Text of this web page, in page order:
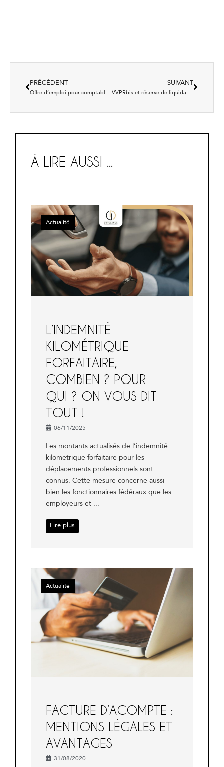
PRÉCÉDENT
Offre d’emploi pour comptable (H/F)
SUIVANT
VVPRbis et réserve de liquidation : que va changer la réforme fiscale pour votre société ?
À LIRE AUSSI ...
Actualité
L’INDEMNITÉ
KILOMÉTRIQUE
FORFAITAIRE,
COMBIEN ? POUR
QUI ? ON VOUS DIT
TOUT !
06/11/2025
Les montants actualisés de l’indemnité
kilométrique forfaitaire pour les
déplacements professionnels sont
connus. Cette mesure concerne aussi
bien les fonctionnaires fédéraux que les
employeurs et ...
Lire plus
Actualité
FACTURE D’ACOMPTE :
MENTIONS LÉGALES ET
AVANTAGES
31/08/2020